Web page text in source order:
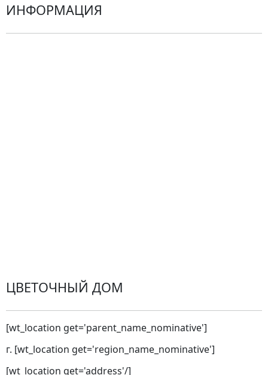
ИНФОРМАЦИЯ
ЦВЕТОЧНЫЙ ДОМ
[wt_location get='parent_name_nominative']
г. [wt_location get='region_name_nominative']
[wt_location get='address'/]